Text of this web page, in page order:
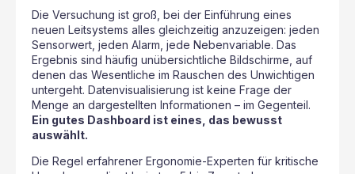
Die Versuchung ist groß, bei der Einführung eines
neuen Leitsystems alles gleichzeitig anzuzeigen: jeden
Sensorwert, jeden Alarm, jede Nebenvariable. Das
Ergebnis sind häufig unübersichtliche Bildschirme, auf
denen das Wesentliche im Rauschen des Unwichtigen
untergeht. Datenvisualisierung ist keine Frage der
Menge an dargestellten Informationen – im Gegenteil.
Ein gutes Dashboard ist eines, das bewusst
auswählt.
Die Regel erfahrener Ergonomie-Experten für kritische